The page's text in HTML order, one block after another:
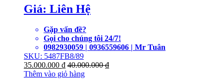
Giá: Liên Hệ
Gặp vấn đề?
Gọi cho chúng tôi 24/7!
0982930059 | 0936559606 | Mr Tuân
SKU: 5487FB8/89
35.000.000 ₫ 40.000.000₫
Thêm vào giỏ hàng